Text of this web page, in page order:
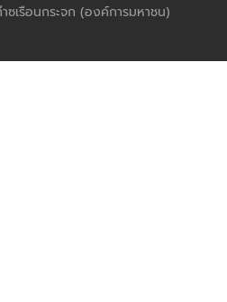
ซเรือนกระจก (องค์การมหาชน)